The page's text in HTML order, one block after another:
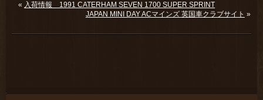
« 入荷情報 1991 CATERHAM SEVEN 1700 SUPER SPRINT
JAPAN MINI DAY ACマインズ 英国車クラブサイト »